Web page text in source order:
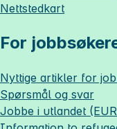
Nettstedkart
For
Nyttige artikler for
Spørsmål og svar
Jobbe i utlandet